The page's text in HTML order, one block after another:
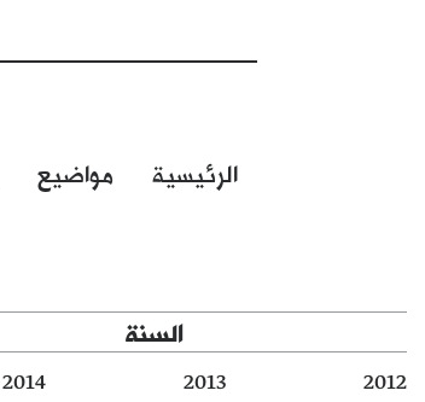
الرئيسية مواضيع
السنة
2012
2013
2014